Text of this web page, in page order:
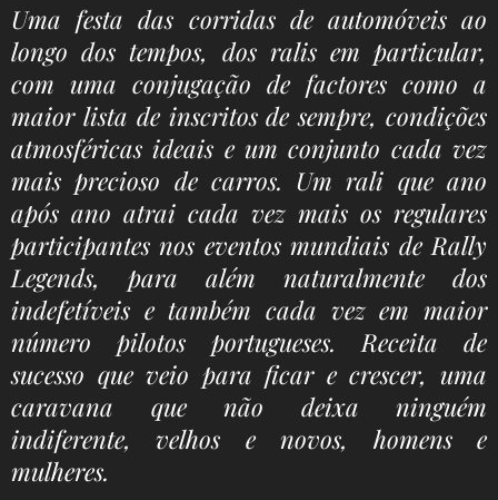
Uma festa das corridas de automóveis ao
longo dos tempos, dos ralis em particular,
com uma conjugação de factores como a
maior lista de inscritos de sempre, condições
atmosféricas ideais e um conjunto cada vez
mais precioso de carros. Um rali que ano
após ano atrai cada vez mais os regulares
participantes nos eventos mundiais de Rally
Legends, para além naturalmente dos
indefetíveis e também cada vez em maior
número pilotos portugueses. Receita de
sucesso que veio para ficar e crescer, uma
caravana que não deixa ninguém
indiferente, velhos e novos, homens e
mulheres.